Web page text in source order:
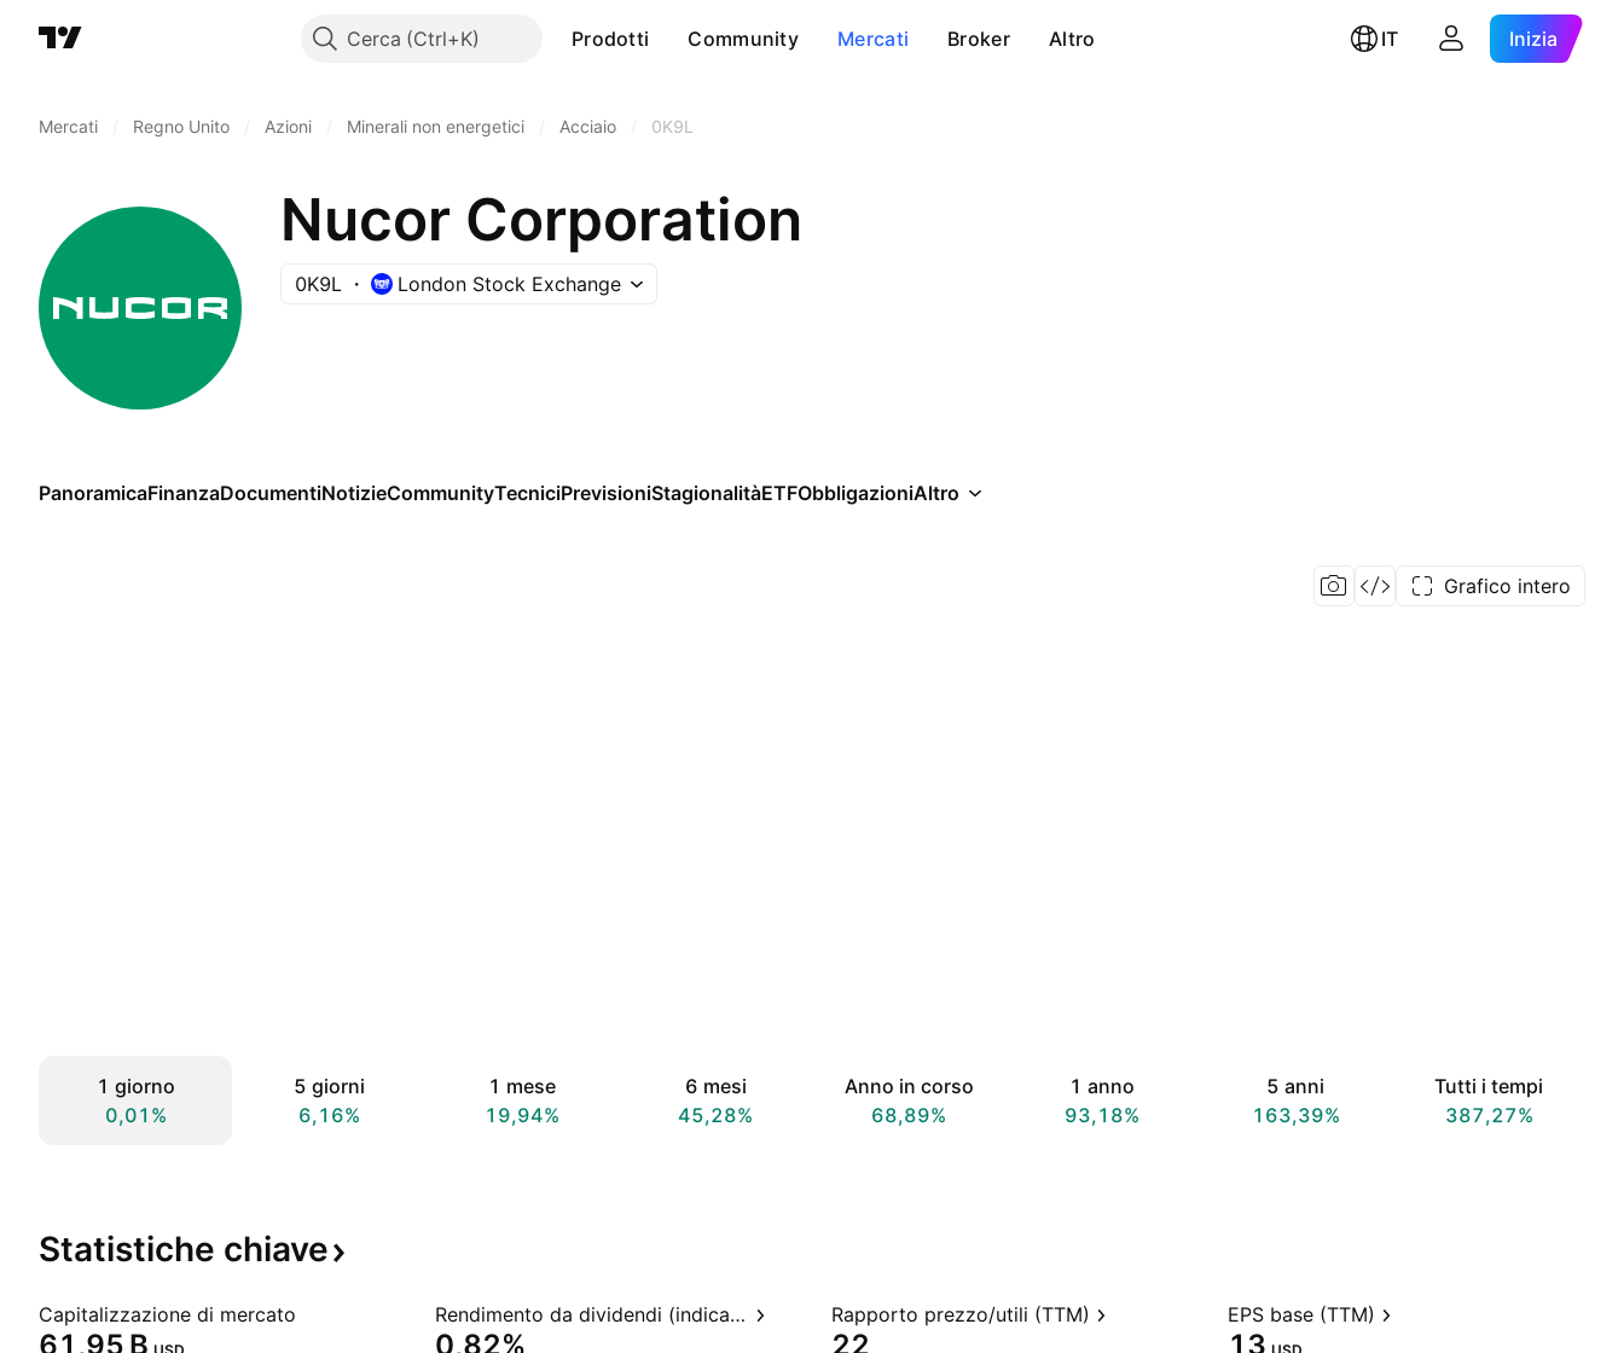
Cerca Prodotti Community Mercati Broker Altro IT Inizia
Mercati Regno Unito Azioni Minerali non energetici Acciaio 0K9L
Nucor Corporation
0K9L London Stock Exchange
PanoramicaFinanzaDocumentiNotizieCommunityTecniciPrevisioniStagionalitàETFObbligazioniAltro
Grafico intero
1 giorno
0,01%
5 giorni
6,16%
1 mese
19,94%
6 mesi
45,28%
Anno in corso
68,89%
1 anno
93,18%
5 anni
163,39%
Tutti i tempi
387,27%
Statistiche chiave
Capitalizzazione di mercato
‪61,95 B‬
Rendimento da dividendi (indicato)
0,82%
Rapporto prezzo/utili (TTM)
22
EPS base (TTM)
13